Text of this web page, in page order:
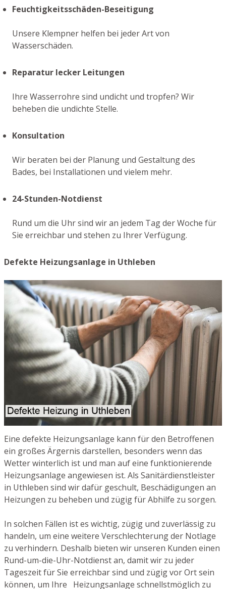
Feuchtigkeitsschäden-Beseitigung
Unsere Klempner helfen bei jeder Art von
Wasserschäden.
Reparatur lecker Leitungen
Ihre Wasserrohre sind undicht und tropfen? Wir
beheben die undichte Stelle.
Konsultation
Wir beraten bei der Planung und Gestaltung des
Bades, bei Installationen und vielem mehr.
24-Stunden-Notdienst
Rund um die Uhr sind wir an jedem Tag der Woche für
Sie erreichbar und stehen zu Ihrer Verfügung.
Defekte Heizungsanlage in Uthleben
Eine defekte Heizungsanlage kann für den Betroffenen
ein großes Ärgernis darstellen, besonders wenn das
Wetter winterlich ist und man auf eine funktionierende
Heizungsanlage angewiesen ist. Als Sanitärdienstleister
in Uthleben sind wir dafür geschult, Beschädigungen an
Heizungen zu beheben und zügig für Abhilfe zu sorgen.
In solchen Fällen ist es wichtig, zügig und zuverlässig zu
handeln, um eine weitere Verschlechterung der Notlage
zu verhindern. Deshalb bieten wir unseren Kunden einen
Rund-um-die-Uhr-Notdienst an, damit wir zu jeder
Tageszeit für Sie erreichbar sind und zügig vor Ort sein
können, um Ihre Heizungsanlage schnellstmöglich zu